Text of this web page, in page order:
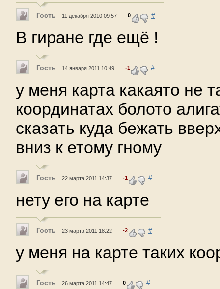
Гость 11 декабря 2010 09:57 0 #
В гиране где ещё !
Гость 14 января 2011 10:49 -1 #
у меня карта какаято не
координатах болото
сказать куда бежать
вниз к етому гному
Гость 22 марта 2011 14:37 -1 #
нету его на карте
Гость 23 марта 2011 18:22 -2 #
у меня на карте таких
Гость 26 марта 2011 14:47 0 #